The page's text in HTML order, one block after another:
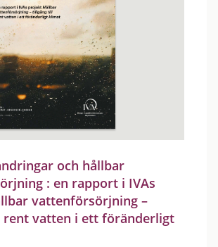
och hållbar
: en rapport i IVAs
vattenförsörjning –
vatten i ett föränderligt